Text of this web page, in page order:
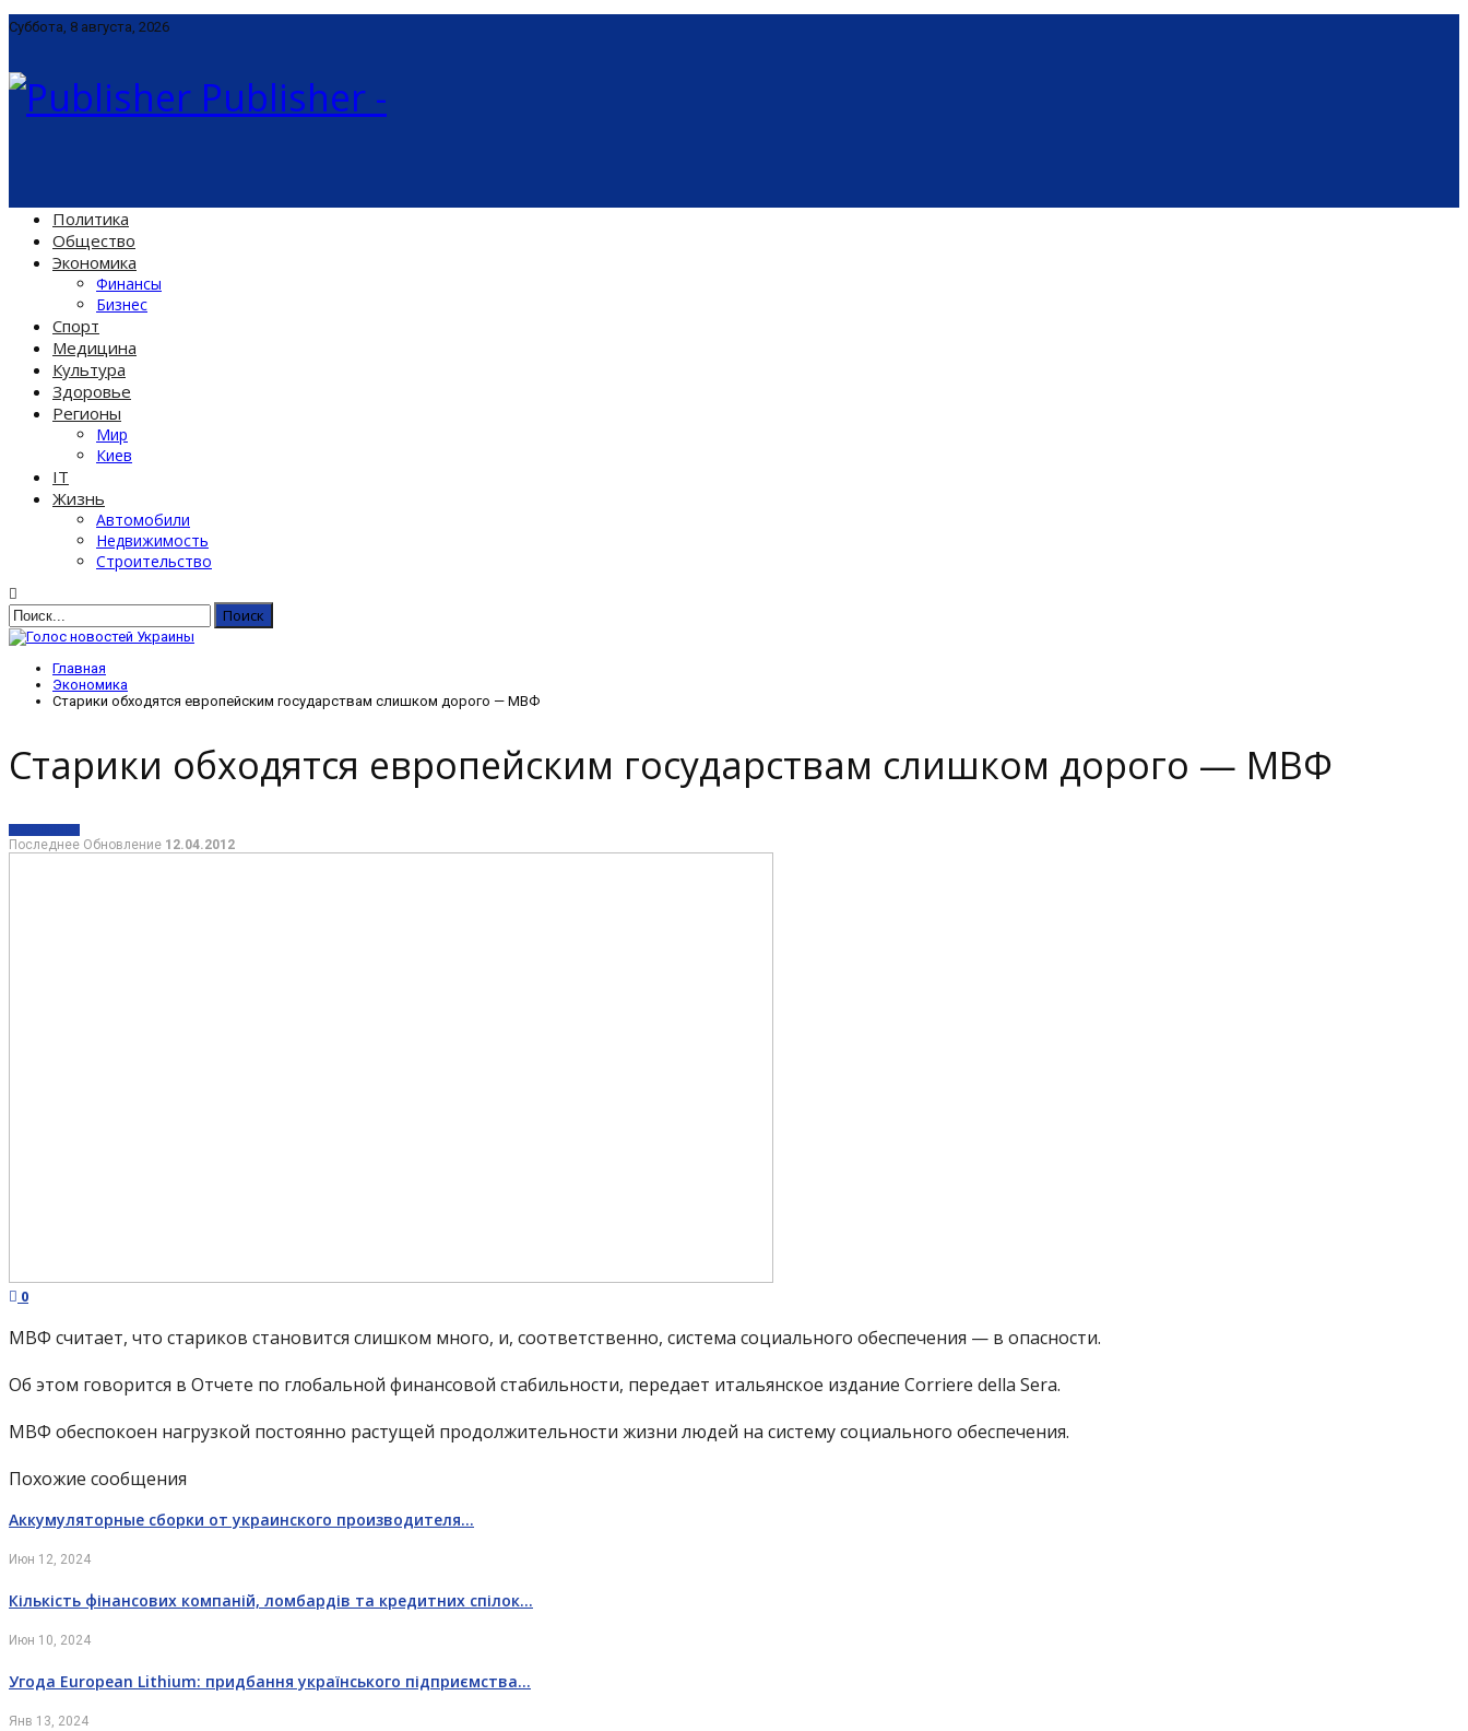
Суббота, 8 августа, 2026
Publisher -
Политика
Общество
Экономика
Финансы
Бизнес
Спорт
Медицина
Культура
Здоровье
Регионы
Мир
Киев
IT
Жизнь
Автомобили
Недвижимость
Строительство
Главная
Экономика
Старики обходятся европейским государствам слишком дорого — МВФ
Старики обходятся европейским государствам слишком дорого — МВФ
Последнее Обновление 12.04.2012
0
МВФ считает, что стариков становится слишком много, и, соответственно, система социального обеспечения — в опасности.
Об этом говорится в Отчете по глобальной финансовой стабильности, передает итальянское издание Corriere della Sera.
МВФ обеспокоен нагрузкой постоянно растущей продолжительности жизни людей на систему социального обеспечения.
Похожие сообщения
Аккумуляторные сборки от украинского производителя…
Июн 12, 2024
Кількість фінансових компаній, ломбардів та кредитних спілок…
Июн 10, 2024
Угода European Lithium: придбання українського підприємства…
Янв 13, 2024